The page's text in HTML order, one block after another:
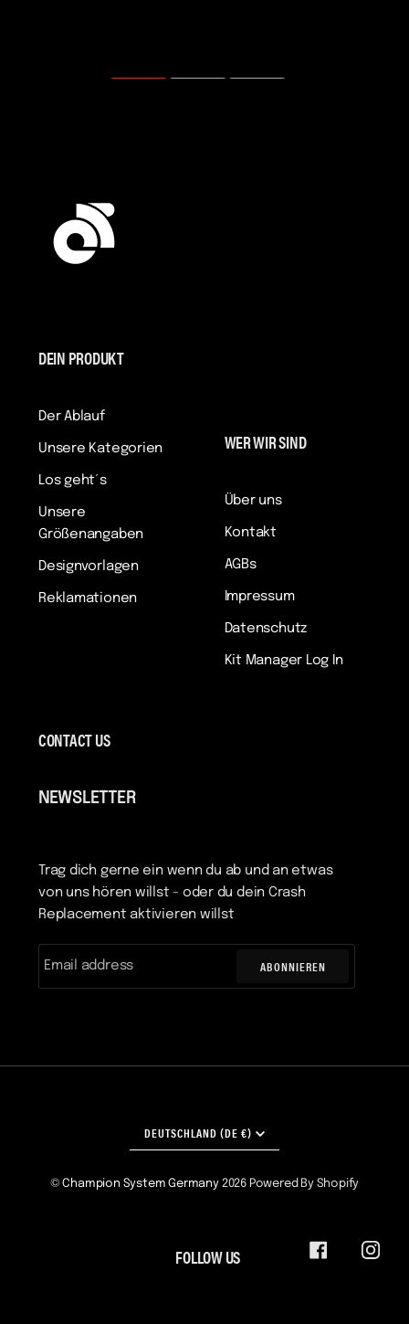
DEIN PRODUKT
Der Ablauf
Unsere Kategorien
Los geht´s
Unsere
Größenangaben
Designvorlagen
Reklamationen
WER WIR SIND
Über uns
Kontakt
AGBs
Impressum
Datenschutz
Kit Manager Log In
CONTACT US
NEWSLETTER
Trag dich gerne ein wenn du ab und an etwas
von uns hören willst - oder du dein Crash
Replacement aktivieren willst
ABONNIEREN
WÄHRUNG
DEUTSCHLAND (DE €)
©Champion System Germany2026 Powered By Shopify
FOLLOW US FACEBOOK